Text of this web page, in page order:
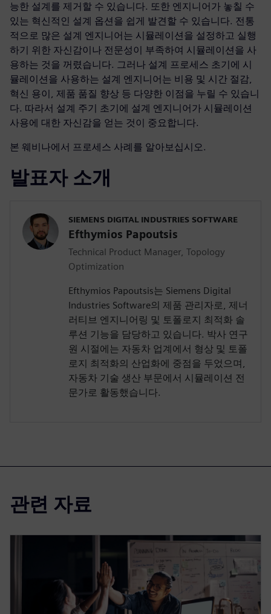
능한 설계를 제거할 수 있습니다. 또한 엔지니어가 놓칠 수
있는 혁신적인 설계 옵션을 쉽게 발견할 수 있습니다. 전통
적으로 많은 설계 엔지니어는 시뮬레이션을 설정하고 실행
하기 위한 자신감이나 전문성이 부족하여 시뮬레이션을 사
용하는 것을 꺼렸습니다. 그러나 설계 프로세스 초기에 시
뮬레이션을 사용하는 설계 엔지니어는 비용 및 시간 절감,
혁신 용이, 제품 품질 향상 등 다양한 이점을 누릴 수 있습니
다. 따라서 설계 주기 초기에 설계 엔지니어가 시뮬레이션
사용에 대한 자신감을 얻는 것이 중요합니다.
본 웨비나에서 프로세스 사례를 알아보십시오.
발표자 소개
SIEMENS DIGITAL INDUSTRIES SOFTWARE
Efthymios Papoutsis
Technical Product Manager, Topology
Optimization
Efthymios Papoutsis는 Siemens Digital
Industries Software의 제품 관리자로, 제너
러티브 엔지니어링 및 토폴로지 최적화 솔
루션 기능을 담당하고 있습니다. 박사 연구
원 시절에는 자동차 업계에서 형상 및 토폴
로지 최적화의 산업화에 중점을 두었으며,
자동차 기술 생산 부문에서 시뮬레이션 전
문가로 활동했습니다.
관련 자료